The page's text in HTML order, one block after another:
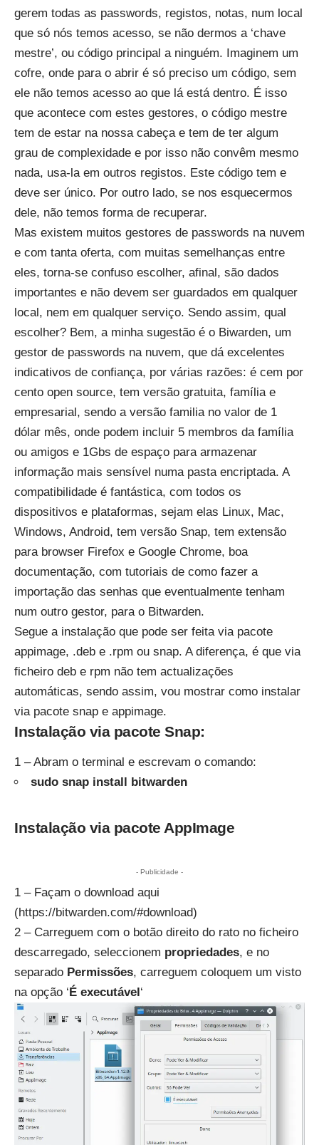
gerem todas as passwords, registos, notas, num local
que só nós temos acesso, se não dermos a ‘chave
mestre’, ou código principal a ninguém. Imaginem um
cofre, onde para o abrir é só preciso um código, sem
ele não temos acesso ao que lá está dentro. É isso
que acontece com estes gestores, o código mestre
tem de estar na nossa cabeça e tem de ter algum
grau de complexidade e por isso não convêm mesmo
nada, usa-la em outros registos. Este código tem e
deve ser único. Por outro lado, se nos esquecermos
dele, não temos forma de recuperar.
Mas existem muitos gestores de passwords na nuvem
e com tanta oferta, com muitas semelhanças entre
eles, torna-se confuso escolher, afinal, são dados
importantes e não devem ser guardados em qualquer
local, nem em qualquer serviço. Sendo assim, qual
escolher? Bem, a minha sugestão é o Biwarden, um
gestor de passwords na nuvem, que dá excelentes
indicativos de confiança, por várias razões: é cem por
cento open source, tem versão gratuita, família e
empresarial, sendo a versão familia no valor de 1
dólar mês, onde podem incluir 5 membros da família
ou amigos e 1Gbs de espaço para armazenar
informação mais sensível numa pasta encriptada. A
compatibilidade é fantástica, com todos os
dispositivos e plataformas, sejam elas Linux, Mac,
Windows, Android, tem versão Snap, tem extensão
para browser Firefox e Google Chrome, boa
documentação, com tutoriais de como fazer a
importação das senhas que eventualmente tenham
num outro gestor, para o Bitwarden.
Segue a instalação que pode ser feita via pacote
appimage, .deb e .rpm ou snap. A diferença, é que via
ficheiro deb e rpm não tem actualizações
automáticas, sendo assim, vou mostrar como instalar
via pacote snap e appimage.
Instalação via pacote Snap:
1 – Abram o terminal e escrevam o comando:
sudo snap install bitwarden
Instalação via pacote AppImage
- Publicidade -
1 – Façam o download aqui
(https://bitwarden.com/#download)
2 – Carreguem com o botão direito do rato no ficheiro
descarregado, seleccionem propriedades, e no
separado Permissões, carreguem coloquem um visto
na opção ‘É executável‘